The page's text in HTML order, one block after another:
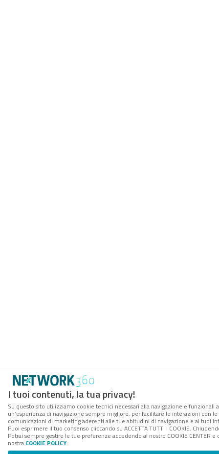
I tuoi contenuti, la tua privacy!
Su questo sito utilizziamo cookie tecnici necessari alla navigazione e
un’esperienza di navigazione sempre migliore, per facilitare le interazioni con
comunicazioni di marketing aderenti alle tue abitudini di navigazione e ai tuoi
Puoi esprimere il tuo consenso cliccando su ACCETTA TUTTI I COOKIE.
Potrai sempre gestire le tue preferenze accedendo al nostro COOKIE
nostra COOKIE POLICY.